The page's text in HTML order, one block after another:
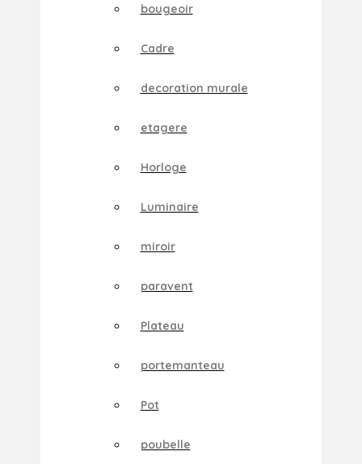
bougeoir
Cadre
decoration murale
etagere
Horloge
Luminaire
miroir
paravent
Plateau
portemanteau
Pot
poubelle